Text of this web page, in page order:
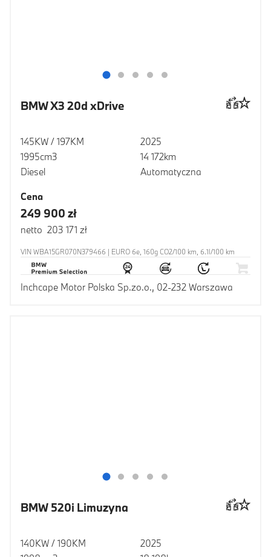
BMW X3 20d xDrive
145KW / 197KM
1995cm3
Diesel
2025
14 172km
Automatyczna
Cena
249 900 zł
netto 203 171 zł
VIN WBA15GR070N379466 | EURO 6e, 160g CO2/100 km, 6.1l/100 km
Inchcape Motor Polska Sp.zo.o., 02-232 Warszawa
BMW 520i Limuzyna
140KW / 190KM
2025